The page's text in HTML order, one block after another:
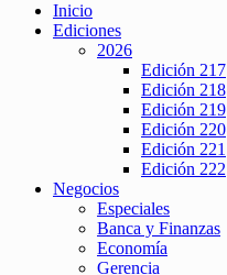
Inicio
Ediciones
2026
Edición 217
Edición 218
Edición 219
Edición 220
Edición 221
Edición 222
Negocios
Especiales
Banca y Finanzas
Economía
Gerencia